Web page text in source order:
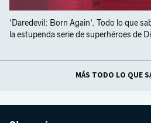
'Daredevil: Born Again'. Todo lo que
la estupenda serie de superhéroes de
MÁS TODO LO QUE